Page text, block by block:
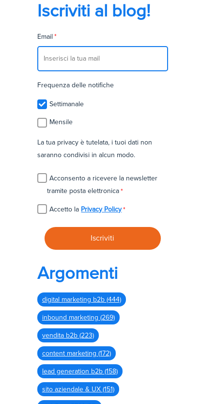
Iscriviti al blog!
Email *
Frequenza delle notifiche
Settimanale
Mensile
La tua privacy è tutelata, i tuoi dati non
saranno condivisi in alcun modo.
Acconsento a ricevere la newsletter
tramite posta elettronica*
Accetto la Privacy Policy*
Argomenti
digital marketing b2b (444)
inbound marketing (269)
vendita b2b (223)
content marketing (172)
lead generation b2b (158)
sito aziendale & UX (151)